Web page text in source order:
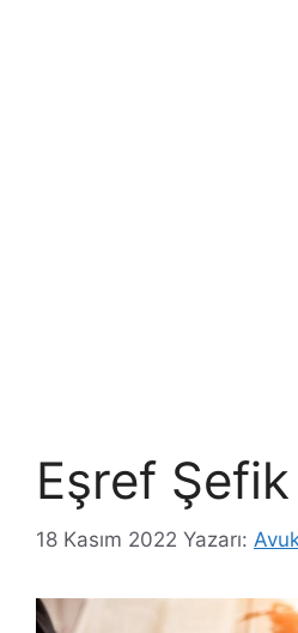
Eşref
18 Kasım 2022 Yazarı: